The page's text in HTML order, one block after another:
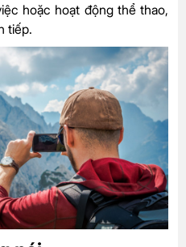
hoặc hoạt động thể thao,
tiếp.